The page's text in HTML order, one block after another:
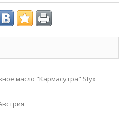
масло "Кармасутра" Styx